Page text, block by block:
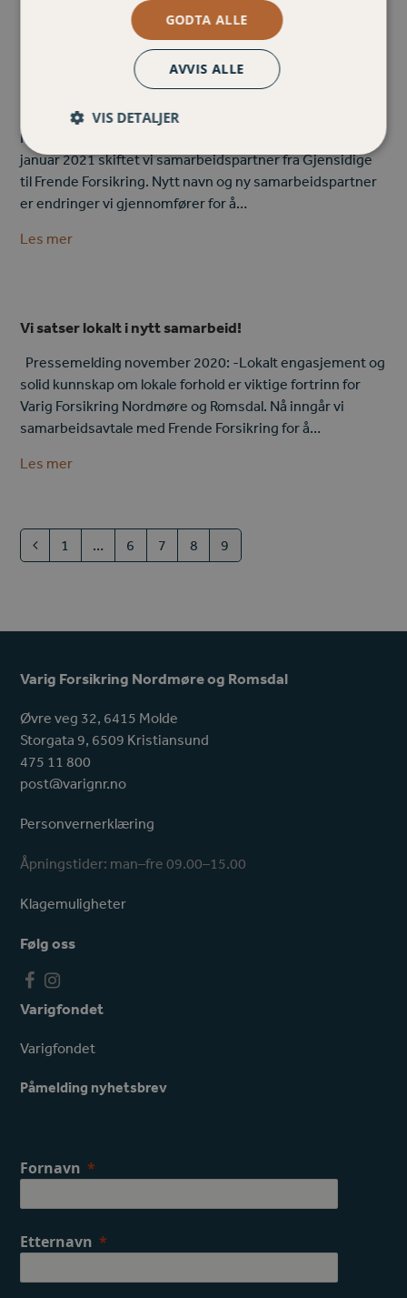
Frende er vår nye samarbeidspartner på forsikring. 1.
januar 2021 skiftet vi samarbeidspartner fra Gjensidige
til Frende Forsikring. Nytt navn og ny samarbeidspartner
er endringer vi gjennomfører for å…
Les mer
Vi satser lokalt i nytt samarbeid!
Pressemelding november 2020: -Lokalt engasjement og
solid kunnskap om lokale forhold er viktige fortrinn for
Varig Forsikring Nordmøre og Romsdal. Nå inngår vi
samarbeidsavtale med Frende Forsikring for å…
Les mer
Previous
Page
1 … Page
6 Page
7 Page
8 Page
9
Varig Forsikring Nordmøre og Romsdal
Øvre veg 32, 6415 Molde
Storgata 9, 6509 Kristiansund
475 11 800
post@varignr.no
Personvernerklæring
Åpningstider: man–fre 09.00–15.00
Klagemuligheter
Følg oss
F
a
e
o
o
I
n
t
a
g
r
Varigfondet
Varigfondet
Påmelding nyhetsbrev
Fornavn
Etternavn
GODTA ALLE
AVVIS ALLE
VIS DETALJER